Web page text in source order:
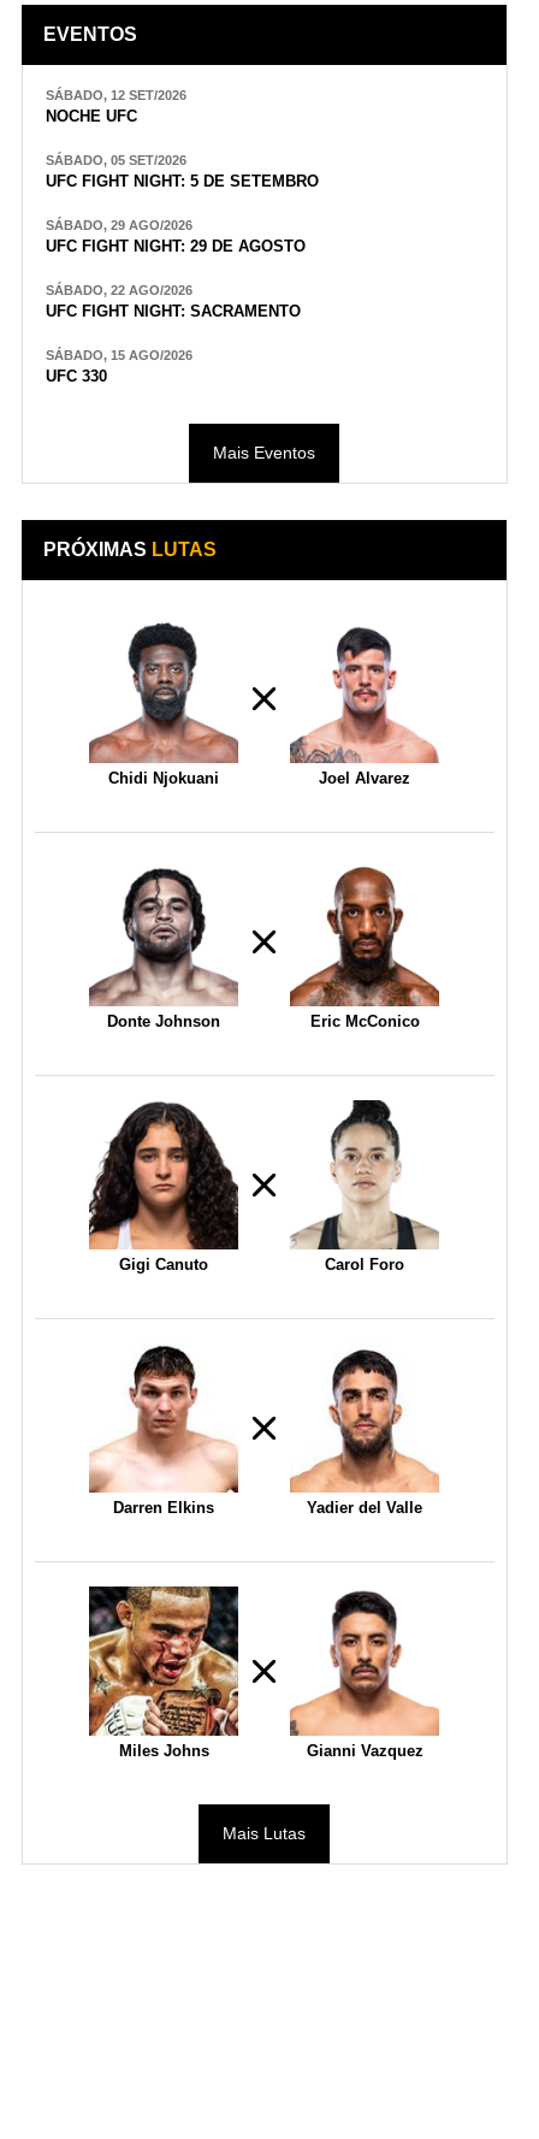
EVENTOS
SÁBADO, 12 SET/2026
NOCHE UFC
SÁBADO, 05 SET/2026
UFC FIGHT NIGHT: 5 DE SETEMBRO
SÁBADO, 29 AGO/2026
UFC FIGHT NIGHT: 29 DE AGOSTO
SÁBADO, 22 AGO/2026
UFC FIGHT NIGHT: SACRAMENTO
SÁBADO, 15 AGO/2026
UFC 330
Mais Eventos
PRÓXIMAS LUTAS
Chidi Njokuani Joel Alvarez
Donte Johnson Eric McConico
Gigi Canuto Carol Foro
Darren Elkins Yadier del Valle
Miles Johns Gianni Vazquez
Mais Lutas